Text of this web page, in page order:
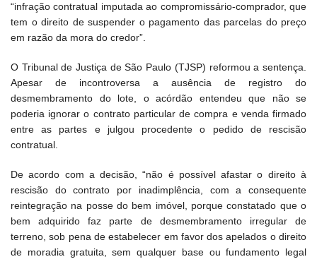
“infração contratual imputada ao compromissário-comprador, que
tem o direito de suspender o pagamento das parcelas do preço
em razão da mora do credor”.
O Tribunal de Justiça de São Paulo (TJSP) reformou a sentença.
Apesar de incontroversa a ausência de registro do
desmembramento do lote, o acórdão entendeu que não se
poderia ignorar o contrato particular de compra e venda firmado
entre as partes e julgou procedente o pedido de rescisão
contratual.
De acordo com a decisão, “não é possível afastar o direito à
rescisão do contrato por inadimplência, com a consequente
reintegração na posse do bem imóvel, porque constatado que o
bem adquirido faz parte de desmembramento irregular de
terreno, sob pena de estabelecer em favor dos apelados o direito
de moradia gratuita, sem qualquer base ou fundamento legal